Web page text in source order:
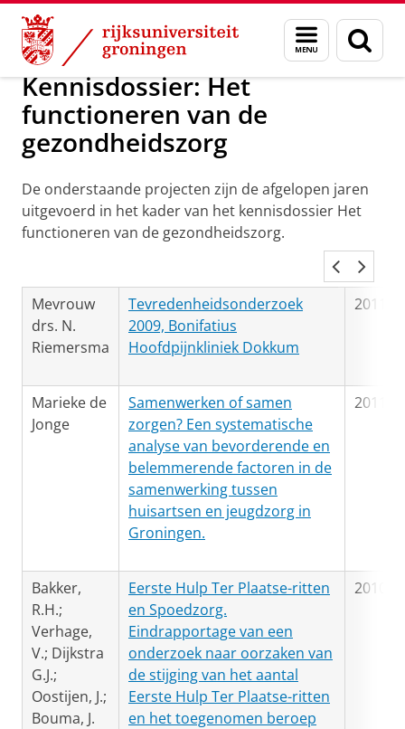
Skip
Content
Skip
Navigation
Menu
en
zoeken
Geneeskunde en Volksgezondheid
Kennisdossier: Het
functioneren van de
gezondheidszorg
De onderstaande projecten zijn de afgelopen jaren
uitgevoerd in het kader van het kennisdossier Het
functioneren van de gezondheidszorg.
Mevrouw
drs. N.
Riemersma
Tevredenheidsonderzoek
2009, Bonifatius
Hoofdpijnkliniek Dokkum
2011
Marieke de
Jonge
Samenwerken of samen
zorgen? Een systematische
analyse van bevorderende en
belemmerende factoren in de
samenwerking tussen
huisartsen en jeugdzorg in
Groningen.
2011
Bakker,
R.H.;
Verhage,
V.; Dijkstra
G.J.;
Oostijen, J.;
Bouma, J.
Eerste Hulp Ter Plaatse-ritten
en Spoedzorg.
Eindrapportage van een
onderzoek naar oorzaken van
de stijging van het aantal
Eerste Hulp Ter Plaatse-ritten
en het toegenomen beroep
2010